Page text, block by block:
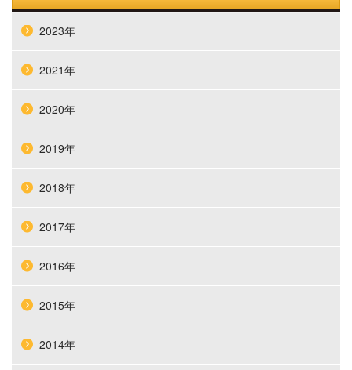
2023年
2021年
2020年
2019年
2018年
2017年
2016年
2015年
2014年